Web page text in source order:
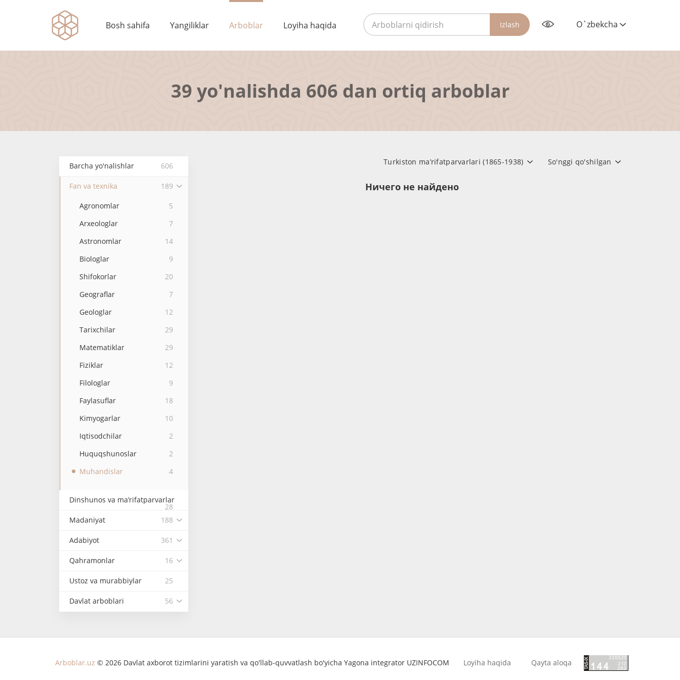
Bosh sahifa Yangiliklar Arboblar Loyiha haqida Izlash O`zbekcha
39 yo'nalishda 606 dan ortiq arboblar
Barcha yo'nalishlar 606
Fan va texnika 189
Agronomlar
5
Arxeologlar
7
Astronomlar
14
Biologlar
9
Shifokorlar
20
Geograflar
7
Geologlar
12
Tarixchilar
29
Matematiklar
29
Fiziklar
12
Filologlar
9
Faylasuflar
18
Kimyogarlar
10
Iqtisodchilar
2
Huquqshunoslar
2
Muhandislar
4
Dinshunos va ma’rifatparvarlar
28
Madaniyat
188
Adabiyot 361
Qahramonlar 16
Ustoz va murabbiylar 25
Davlat arboblari 56
So'nggi qo'shilgan
Turkiston ma’rifatparvarlari (1865-1938)
Ничего не найдено
Arboblar.uz © 2026 Davlat axborot tizimlarini yaratish va qo'llab-quvvatlash bo'yicha Yagona integrator UZINFOCOM Loyiha haqida Qayta aloqa